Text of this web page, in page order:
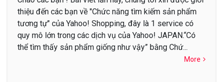
thiệu đến các bạn về "Chức năng tìm kiếm sản phẩm
tương tự" của Yahoo! Shopping, đây là 1 service có
quy mô lớn trong các dịch vụ của Yahoo! JAPAN.“Có
thể tìm thấy sản phẩm giống như vậy” bằng Chứ...
More